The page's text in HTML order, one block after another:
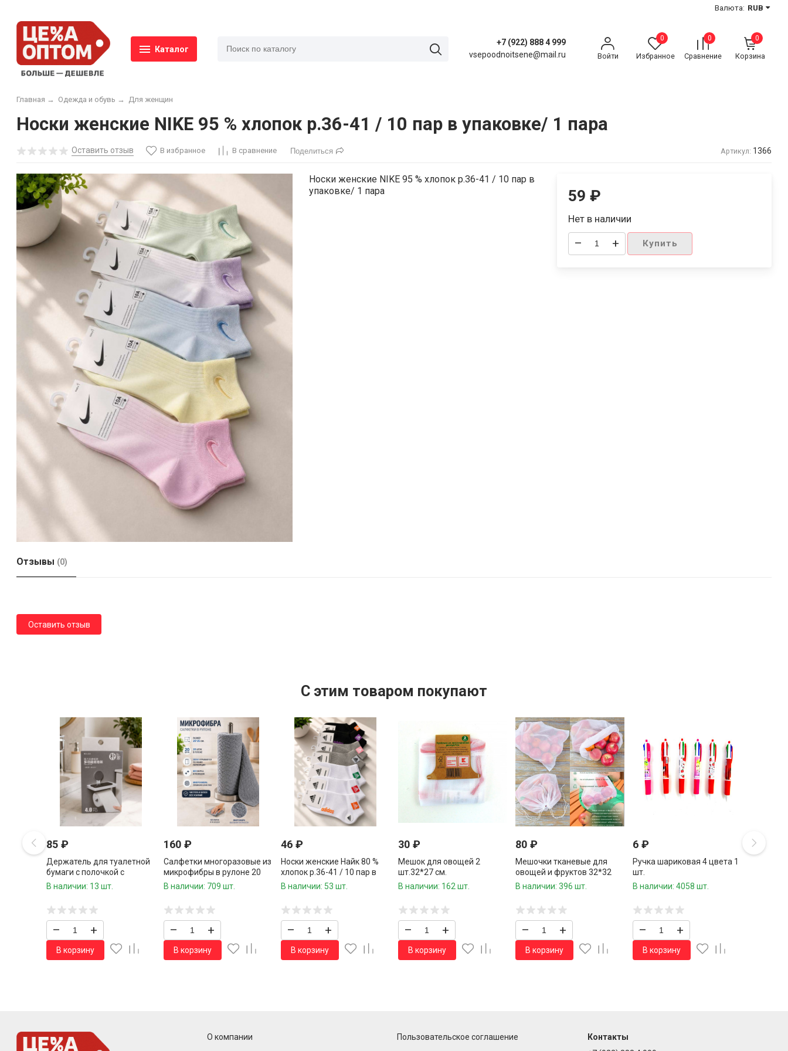
Валюта: RUB
Каталог
+7 (922) 888 4 999
vsepoodnoitsene@mail.ru
Войти
0
Избранное
0
Сравнение
0
Корзина
Главная → Одежда и обувь → Для женщин
Носки женские NIKE 95 % хлопок р.36-41 / 10 пар в упаковке/ 1 пара
Оставить отзыв В избранное В сравнение Поделиться Артикул: 1366
Носки женские NIKE 95 % хлопок р.36-41 / 10 пар в
упаковке/ 1 пара
59₽
Нет в наличии
– + Купить
Отзывы (0)
Оставить отзыв
C этим товаром покупают
85 ₽
Держатель для туалетной
бумаги с полочкой с
прочным клеевым
В наличии: 13 шт.
– +
В корзину
160 ₽
Салфетки многоразовые из
микрофибры в рулоне 20
шт.25*25 см.1 рулон / 48
В наличии: 709 шт.
– +
В корзину
46 ₽
Носки женские Найк 80 %
хлопок р.36-41 / 10 пар в
упаковке/ 1 пара
В наличии: 53 шт.
– +
В корзину
30 ₽
Мешок для овощей 2
шт.32*27 см.
В наличии: 162 шт.
– +
В корзину
80 ₽
Мешочки тканевые для
овощей и фруктов 32*32
см.5 шт./96 шт.коробка/
В наличии: 396 шт.
– +
В корзину
6 ₽
Ручка шариковая 4 цвета 1
шт.
В наличии: 4058 шт.
– +
В корзину
О компании Пользовательское соглашение
Контакты